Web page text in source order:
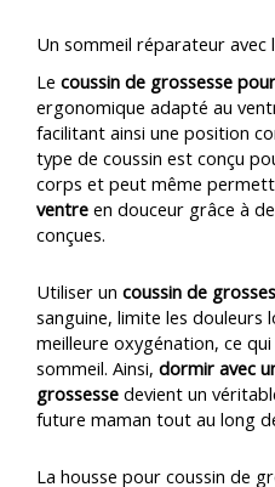
Un sommeil réparateur avec
Le coussin de grossesse
ergonomique adapté au
facilitant ainsi une position
type de coussin est conçu
corps et peut même
ventre en douceur grâce à
conçues.
Utiliser un coussin de
sanguine, limite les douleurs
meilleure oxygénation, ce
sommeil. Ainsi, dormir avec
grossesse devient un
future maman tout au long
La housse pour coussin de